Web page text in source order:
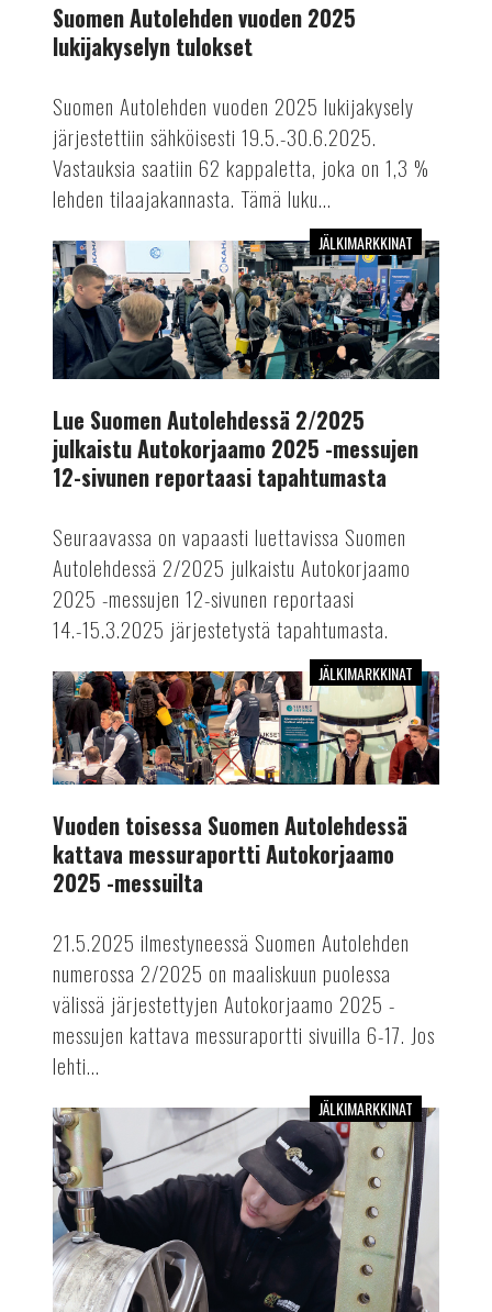
lukijakyselyn
tulokset
Suomen Autolehden vuoden 2025
lukijakyselyn tulokset
Suomen Autolehden vuoden 2025 lukijakysely
järjestettiin sähköisesti 19.5.-30.6.2025.
Vastauksia saatiin 62 kappaletta, joka on 1,3 %
lehden tilaajakannasta. Tämä luku...
Lue
Suomen
Autolehdessä
2/2025
julkaistu
Autokorjaamo
2025
-
messujen
12-
reportaasi
tapahtumasta
JÄLKIMARKKINAT
Lue Suomen Autolehdessä 2/2025
julkaistu Autokorjaamo 2025 -messujen
12-sivunen reportaasi tapahtumasta
Seuraavassa on vapaasti luettavissa Suomen
Autolehdessä 2/2025 julkaistu Autokorjaamo
2025 -messujen 12-sivunen reportaasi
14.-15.3.2025 järjestetystä tapahtumasta.
Vuoden
toisessa
Suomen
Autolehdessä
kattava
messuraportti
Autokorjaamo
2025
-
JÄLKIMARKKINAT
Vuoden toisessa Suomen Autolehdessä
kattava messuraportti Autokorjaamo
2025 -messuilta
21.5.2025 ilmestyneessä Suomen Autolehden
numerossa 2/2025 on maaliskuun puolessa
välissä järjestettyjen Autokorjaamo 2025 -
messujen kattava messuraportti sivuilla 6-17. Jos
lehti...
Vuoden
2025
ensimmäinen
Suomen
Autolehti
on
myös
Autokorjaamo
JÄLKIMARKKINAT